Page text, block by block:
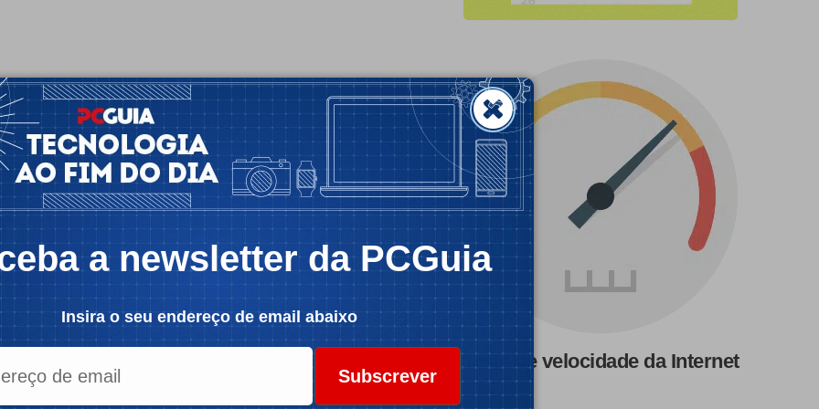
Teste de velocidade da Internet
a newsletter da PCGuia
Insira o seu endereço de email abaixo
Subscrever